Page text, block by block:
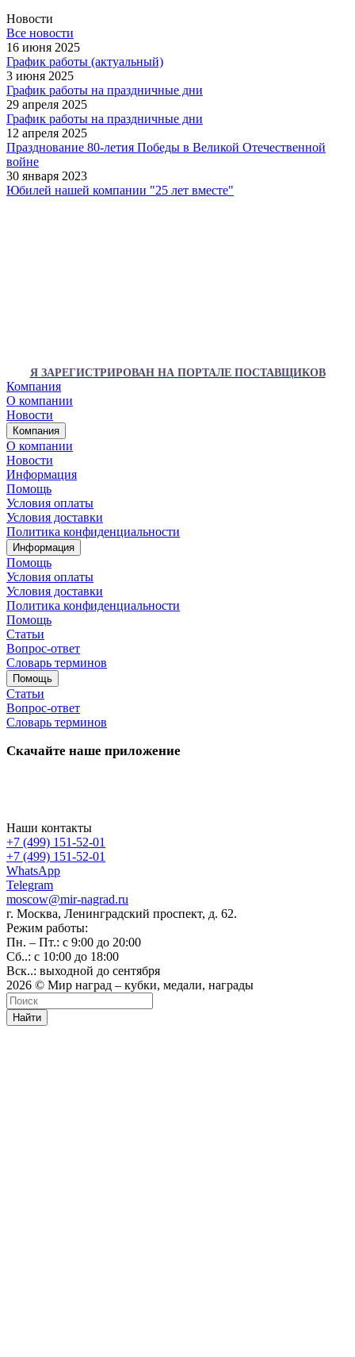
Новости
Все новости
16 июня 2025
График работы (актуальный)
3 июня 2025
График работы на праздничные дни
29 апреля 2025
График работы на праздничные дни
12 апреля 2025
Празднование 80-летия Победы в Великой Отечественной
войне
30 января 2023
Юбилей нашей компании "25 лет вместе"
Я ЗАРЕГИСТРИРОВАН НА ПОРТАЛЕ ПОСТАВЩИКОВ
Компания
О компании
Новости
Компания
О компании
Новости
Информация
Помощь
Условия оплаты
Условия доставки
Политика конфиденциальности
Информация
Помощь
Условия оплаты
Условия доставки
Политика конфиденциальности
Помощь
Статьи
Вопрос-ответ
Словарь терминов
Помощь
Статьи
Вопрос-ответ
Словарь терминов
Скачайте наше приложение
Наши контакты
+7 (499) 151-52-01
+7 (499) 151-52-01
WhatsApp
Telegram
moscow@mir-nagrad.ru
г. Москва, Ленинградский проспект, д. 62.
Режим работы:
Пн. – Пт.: с 9:00 до 20:00
Сб..: с 10:00 до 18:00
Вск..: выходной до сентября
2026 © Мир наград – кубки, медали, награды
Найти